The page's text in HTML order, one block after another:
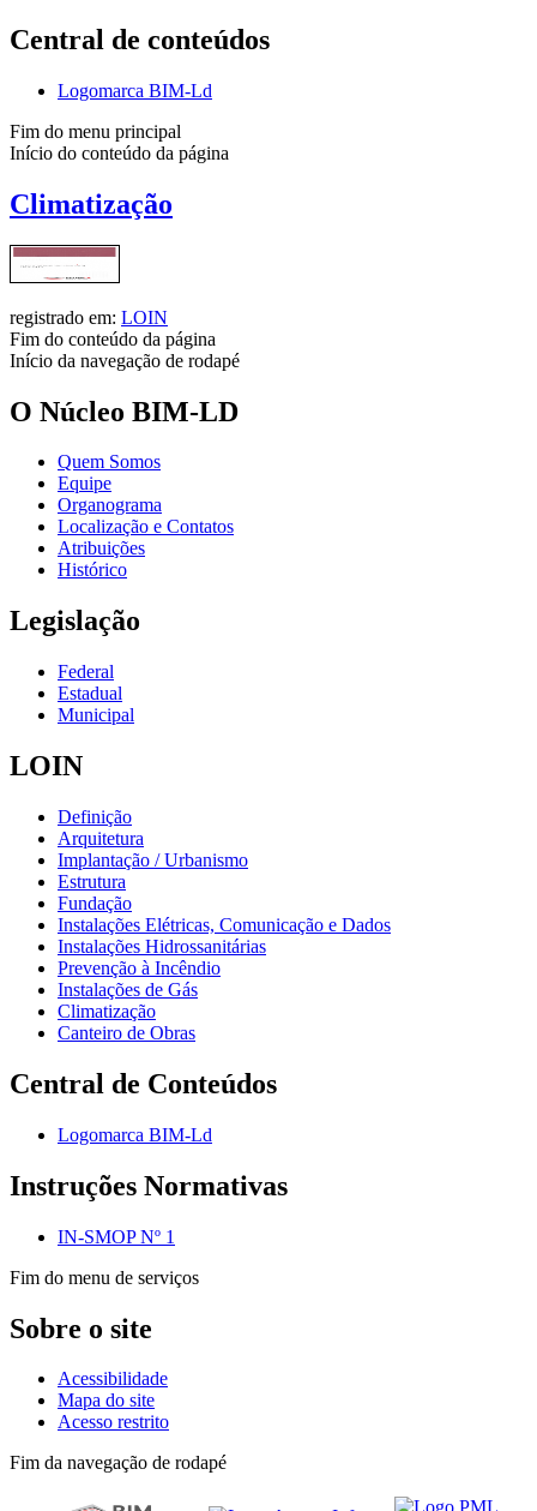
Central de conteúdos
Logomarca BIM-Ld
Fim do menu principal
Início do conteúdo da página
Climatização
registrado em: LOIN
Fim do conteúdo da página
Início da navegação de rodapé
O Núcleo BIM-LD
Quem Somos
Equipe
Organograma
Localização e Contatos
Atribuições
Histórico
Legislação
Federal
Estadual
Municipal
LOIN
Definição
Arquitetura
Implantação / Urbanismo
Estrutura
Fundação
Instalações Elétricas, Comunicação e Dados
Instalações Hidrossanitárias
Prevenção à Incêndio
Instalações de Gás
Climatização
Canteiro de Obras
Central de Conteúdos
Logomarca BIM-Ld
Instruções Normativas
IN-SMOP Nº 1
Fim do menu de serviços
Sobre o site
Acessibilidade
Mapa do site
Acesso restrito
Fim da navegação de rodapé